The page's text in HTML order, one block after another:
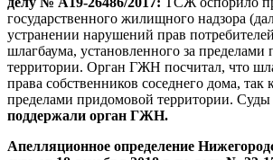
государственного жилищного надзора
устранении нарушений прав
шлагбаума, установленного за пределами
территории. Орган ГЖН посчитал, что
права собственников соседнего дома, так
пределами придомовой территории. Суды
поддержали орган ГЖН.
Апелляционное определение